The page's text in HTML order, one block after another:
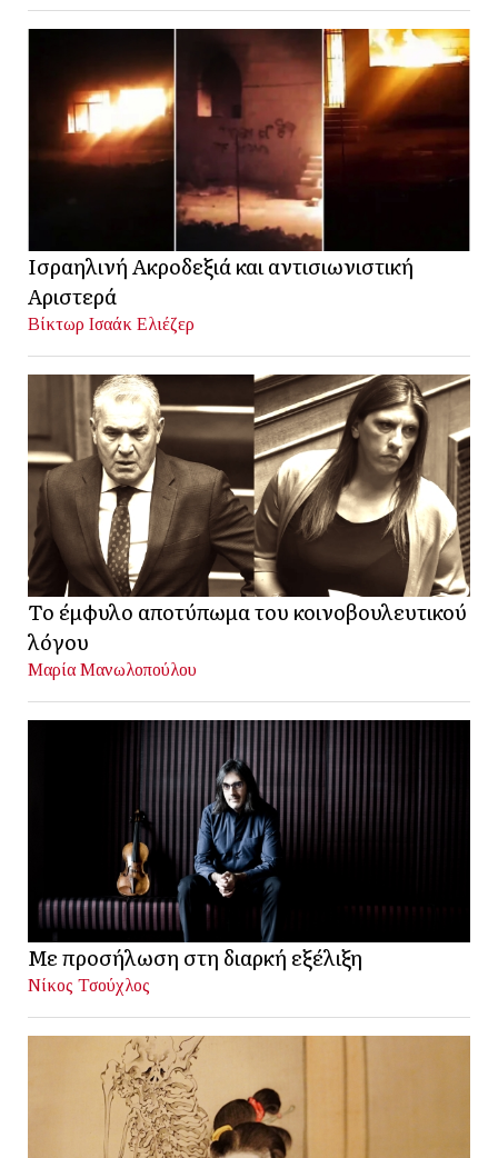
Ισραηλινή Ακροδεξιά και αντισιωνιστική
Αριστερά
Βίκτωρ Ισαάκ Ελιέζερ
Το έμφυλο αποτύπωμα του κοινοβουλευτικού
λόγου
Μαρία Μανωλοπούλου
Με προσήλωση στη διαρκή εξέλιξη
Νίκος Τσούχλος